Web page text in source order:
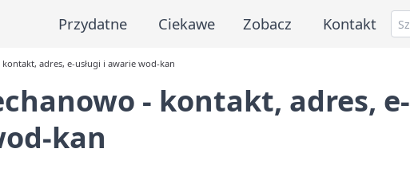
Przydatne Ciekawe Zobacz Kontakt
adres, e-usługi i awarie wod-kan
- kontakt, adres, e-
kan